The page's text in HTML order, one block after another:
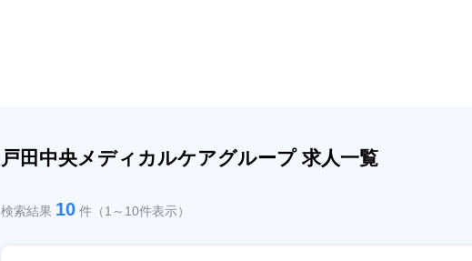
戸田中央メディカルケアグループ 求人一覧
検索結果 10 件（1～10件表示）